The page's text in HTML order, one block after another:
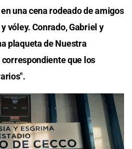
una cena rodeado de amigos
vóley. Conrado, Gabriel y
plaqueta de Nuestra
que los